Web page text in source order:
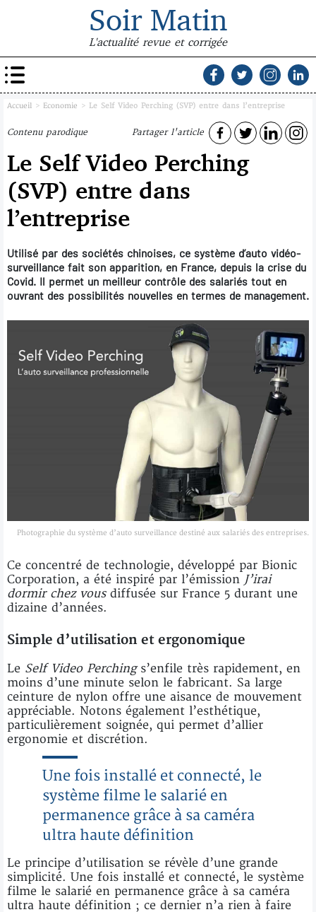
Soir Matin
L'actualité revue et corrigée
Accueil > Economie > Le Self Video Perching (SVP) entre dans l’entreprise
Contenu parodique Partager l'article
Le Self Video Perching
(SVP) entre dans
l’entreprise
Utilisé par des sociétés chinoises, ce système d’auto vidéo-
surveillance fait son apparition, en France, depuis la crise du
Covid. Il permet un meilleur contrôle des salariés tout en
ouvrant des possibilités nouvelles en termes de management.
Photographie du système d’auto surveillance destiné aux salariés des entreprises.
Ce concentré de technologie, développé par Bionic
Corporation, a été inspiré par l’émission J’irai
dormir chez vousdiffusée sur France 5 durant une
dizaine d’années.
Simple d’utilisation et ergonomique
Le Self Video Perchings’enfile très rapidement, en
moins d’une minute selon le fabricant. Sa large
ceinture de nylon offre une aisance de mouvement
appréciable. Notons également l’esthétique,
particulièrement soignée, qui permet d’allier
ergonomie et discrétion.
Une fois installé et connecté, le
système filme le salarié en
permanence grâce à sa caméra
ultra haute définition
Le principe d’utilisation se révèle d’une grande
simplicité. Une fois installé et connecté, le système
filme le salarié en permanence grâce à sa caméra
ultra haute définition ; ce dernier n’a rien à faire